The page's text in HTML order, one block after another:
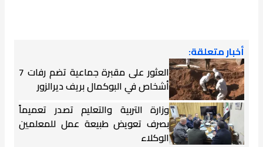
أخبار متعلقة:
العثور على مقبرة جماعية تضم رفات 7
أشخاص في البوكمال بريف ديرالزور
وزارة التربية والتعليم تصدر تعميماً
بصرف تعويض طبيعة عمل للمعلمين
الوكلاء